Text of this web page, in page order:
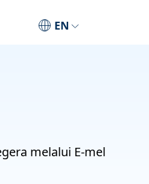
EN
melalui E-mel